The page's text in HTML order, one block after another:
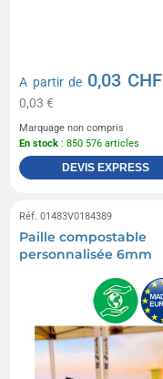
A partir de 0,03 CHF
0,03 €
Marquage non compris
En stock : 850 576 articles
DEVIS EXPRESS
Réf. 01483V0184389
Paille compostable
personnalisée 6mm